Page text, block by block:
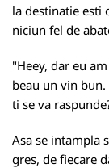
la destinatie esti
niciun fel de
"Heey, dar eu
beau un vin
ti se va
Asa se intampla
gres, de fiecare